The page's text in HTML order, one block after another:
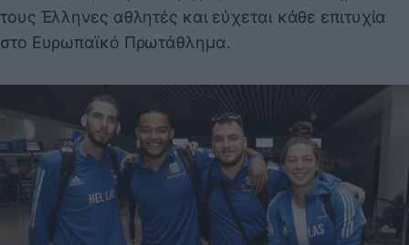
τους Έλληνες αθλητές και εύχεται κάθε επιτυχία
στο Ευρωπαϊκό Πρωτάθλημα.